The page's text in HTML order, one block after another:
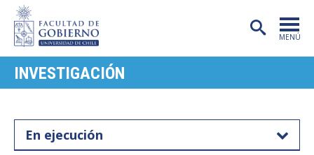
MENÚ
INVESTIGACIÓN
En ejecución